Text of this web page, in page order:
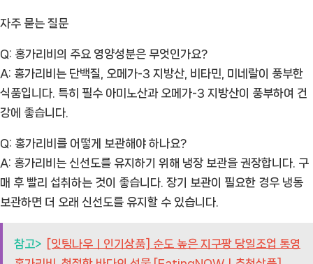
자주 묻는 질문
Q: 홍가리비의 주요 영양성분은 무엇인가요?
A: 홍가리비는 단백질, 오메가-3 지방산, 비타민, 미네랄이 풍부한
식품입니다. 특히 필수 아미노산과 오메가-3 지방산이 풍부하여 건
강에 좋습니다.
Q: 홍가리비를 어떻게 보관해야 하나요?
A: 홍가리비는 신선도를 유지하기 위해 냉장 보관을 권장합니다. 구
매 후 빨리 섭취하는 것이 좋습니다. 장기 보관이 필요한 경우 냉동
보관하면 더 오래 신선도를 유지할 수 있습니다.
참고> [잇팅나우ㅣ인기상품] 순도 높은 지구팡 당일조업 통영